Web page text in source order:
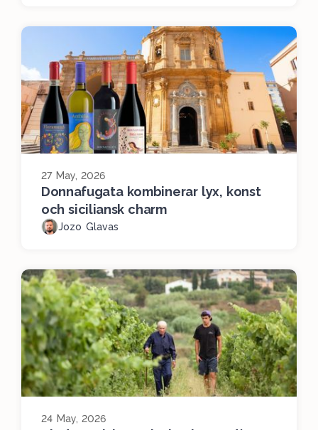
27 May, 2026
Donnafugata kombinerar lyx, konst
och siciliansk charm
Jozo Glavas
24 May, 2026